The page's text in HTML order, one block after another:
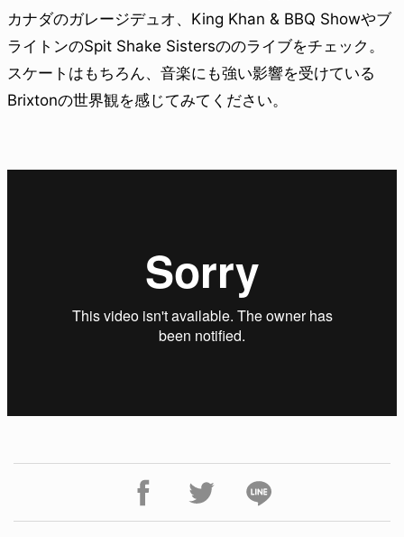
カナダのガレージデュオ、King Khan & BBQ Showやブ
ライトンのSpit Shake Sistersののライブをチェック。
スケートはもちろん、音楽にも強い影響を受けている
Brixtonの世界観を感じてみてください。